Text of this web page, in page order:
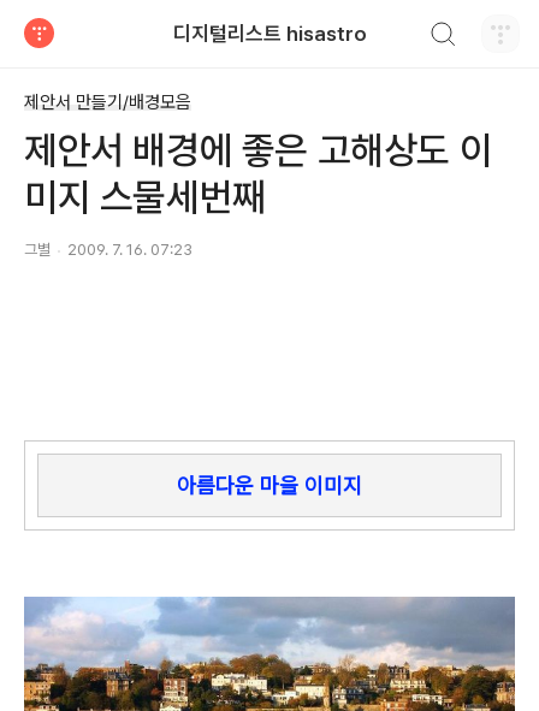
디지털리스트 hisastro
제안서 만들기/배경모음
제안서 배경에 좋은 고해상도 이
미지 스물세번째
그별 2009. 7. 16. 07:23
아름다운 마을 이미지